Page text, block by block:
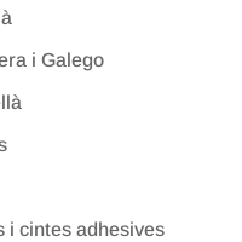
i Galego
i cintes adhesives